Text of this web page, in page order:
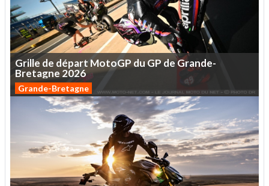
Grille de départ MotoGP duGPdeGrande-
Bretagne 2026
Grande-Bretagne